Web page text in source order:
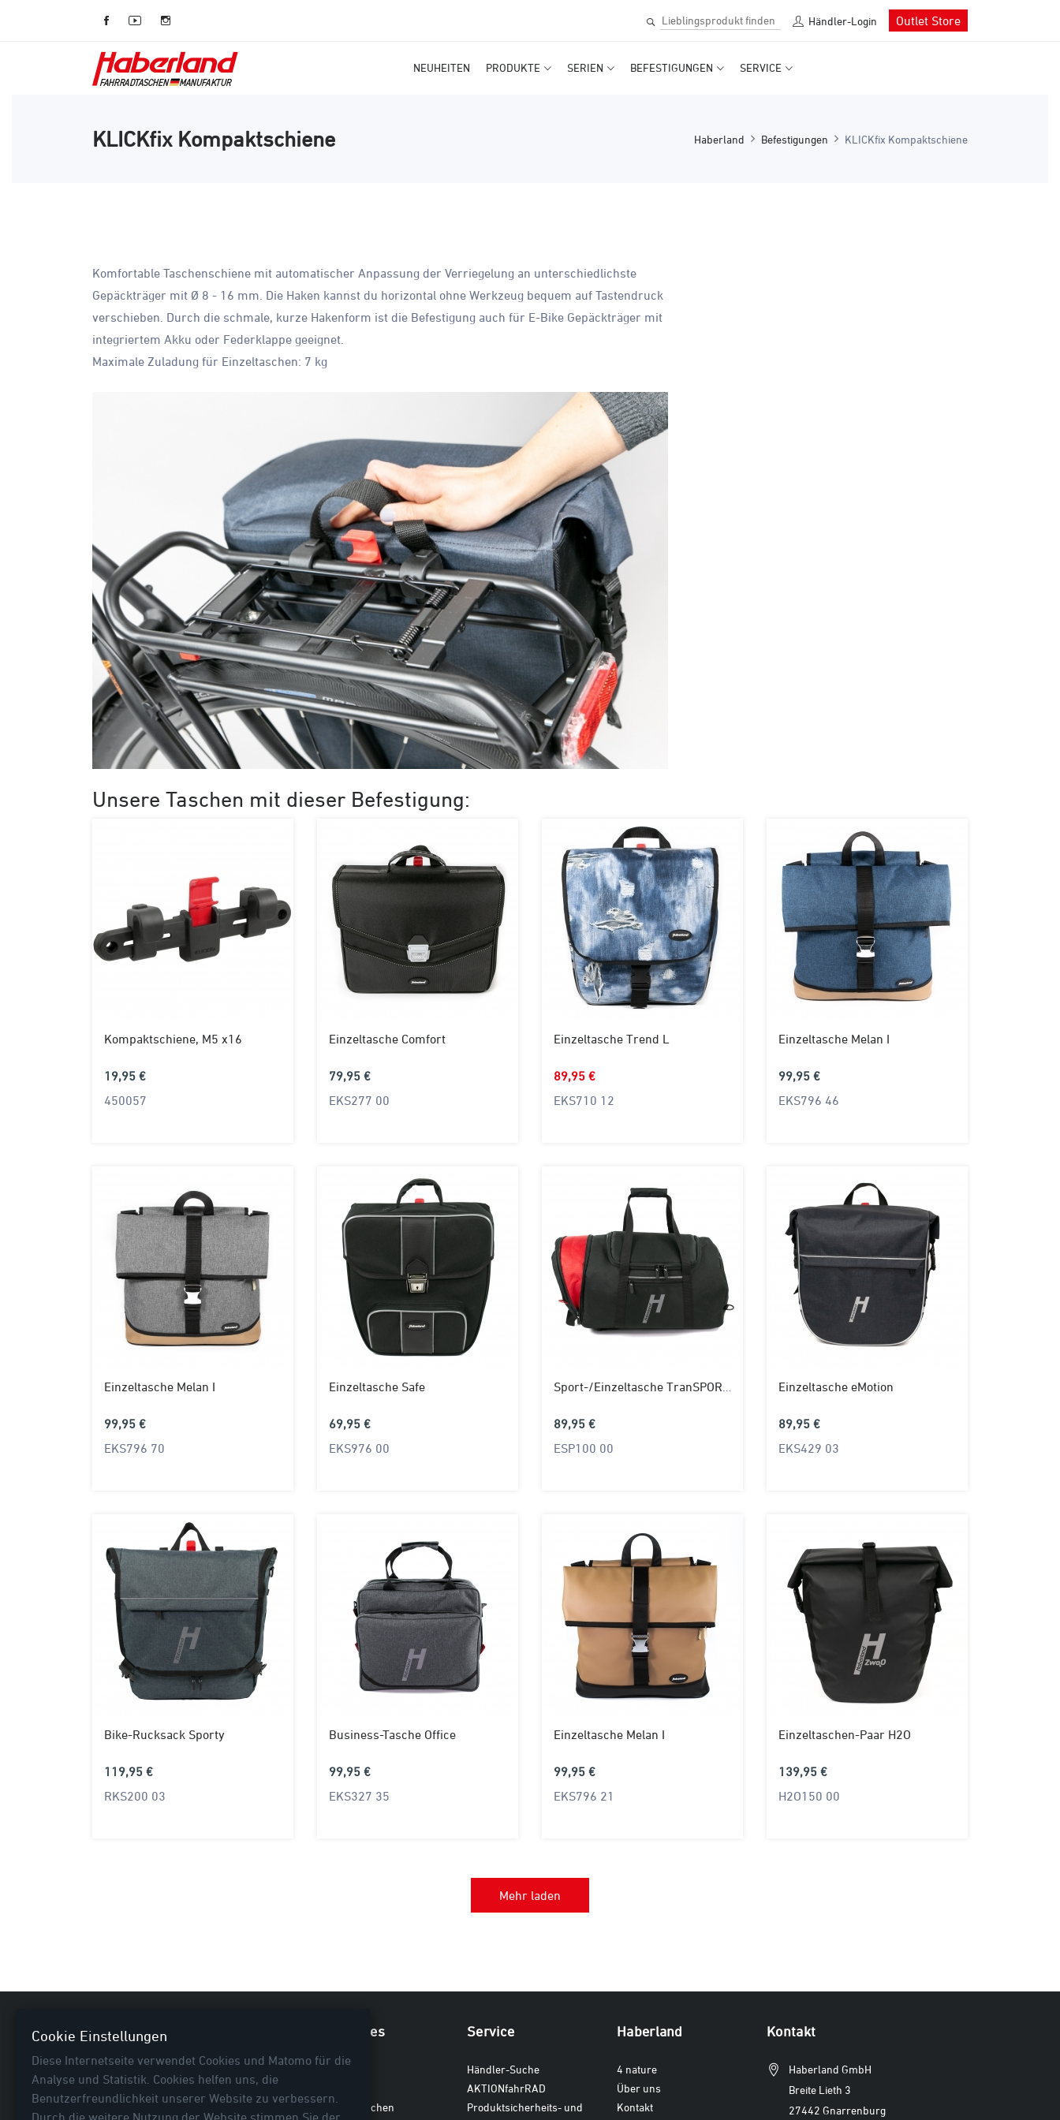
Händler-Login Outlet Store
NEUHEITEN PRODUKTE SERIEN BEFESTIGUNGEN SERVICE
KLICKfix Kompaktschiene Haberland Befestigungen KLICKfix Kompaktschiene
Komfortable Taschenschiene mit automatischer Anpassung der Verriegelung an unterschiedlichste
Gepäckträger mit Ø 8 - 16 mm. Die Haken kannst du horizontal ohne Werkzeug bequem auf Tastendruck
verschieben. Durch die schmale, kurze Hakenform ist die Befestigung auch für E-Bike Gepäckträger mit
integriertem Akku oder Federklappe geeignet.
Maximale Zuladung für Einzeltaschen: 7 kg
Unsere Taschen mit dieser Befestigung:
Kompaktschiene, M5 x16
19,95 €
450057
Einzeltasche Comfort
79,95 €
EKS277 00
Einzeltasche Trend L
89,95 €
EKS710 12
Einzeltasche Melan I
99,95 €
EKS796 46
Einzeltasche Melan I
99,95 €
EKS796 70
Einzeltasche Safe
69,95 €
EKS976 00
89,95 €
ESP100 00
Einzeltasche eMotion
89,95 €
EKS429 03
Bike-Rucksack Sporty
119,95 €
RKS200 03
Business-Tasche Office
99,95 €
EKS327 35
Einzeltasche Melan I
99,95 €
EKS796 21
Einzeltaschen-Paar H2O
139,95 €
H2O150 00
Mehr laden
Nützliches
Neuheiten
Fahrradtaschen
Service
Händler-Suche
AKTIONfahrRAD
Produktsicherheits- und
Haberland
4 nature
Über uns
Kontakt
Kontakt
Haberland GmbH
Breite Lieth 3
27442 Gnarrenburg
Cookie Einstellungen
Diese Internetseite verwendet Cookies und Matomo für die
Analyse und Statistik. Cookies helfen uns, die
Benutzerfreundlichkeit unserer Website zu verbessern.
Durch die weitere Nutzung der Website stimmen Sie der